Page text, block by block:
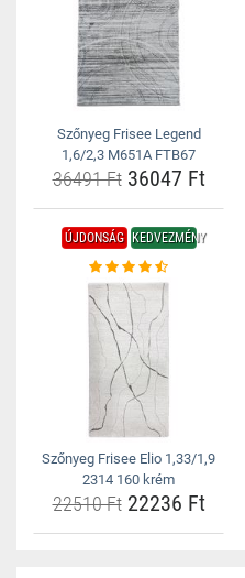
Szőnyeg Frisee Legend
1,6/2,3 M651A FTB67
36491 Ft36047 Ft
ÚJDONSÁG KEDVEZMÉNY
Szőnyeg Frisee Elio 1,33/1,9
2314 160 krém
22510 Ft22236 Ft